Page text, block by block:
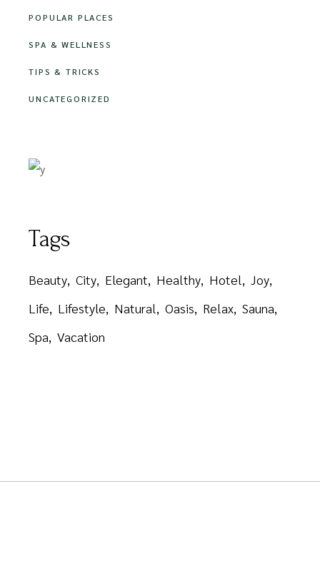
POPULAR PLACES
SPA & WELLNESS
TIPS & TRICKS
UNCATEGORIZED
Tags
Beauty City Elegant Healthy Hotel
Joy
Life
Lifestyle Natural Oasis Relax Sauna
Spa Vacation